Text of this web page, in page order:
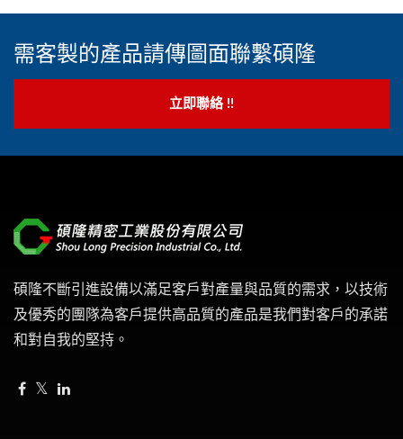
需客製的產品請傳圖面聯繫碩隆
立即聯絡 !!
碩隆不斷引進設備以滿足客戶對產量與品質的需求，以技術
及優秀的團隊為客戶提供高品質的產品是我們對客戶的承諾
和對自我的堅持。